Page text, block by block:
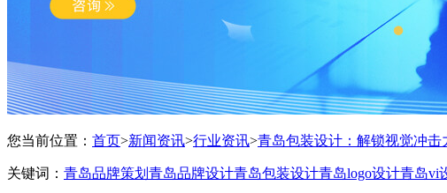
您当前位置： 首页>新闻资讯>行业资讯>青岛包装设计：解锁视觉冲击
关键词： 青岛品牌策划 青岛品牌设计青岛包装设计青岛logo设计青岛vi